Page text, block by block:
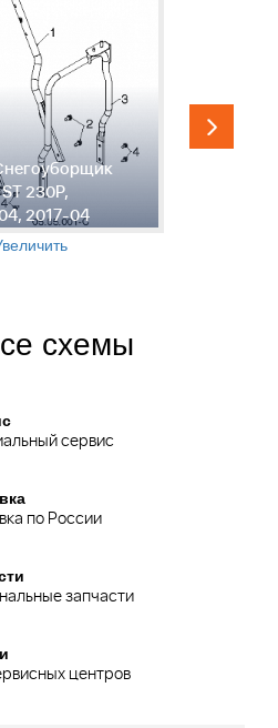
230P,
2017-04
схемы
сервис
по России
запчасти
центров